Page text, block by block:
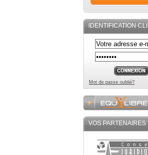
IDENTIFICATION
Mot de passe oublié?
VOS PARTENAIRES